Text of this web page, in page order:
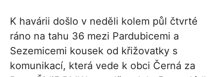
K havárii došlo v neděli kolem půl čtvrté
ráno na tahu 36 mezi Pardubicemi a
Sezemicemi kousek od křižovatky s
komunikací, která vede k obci Černá za